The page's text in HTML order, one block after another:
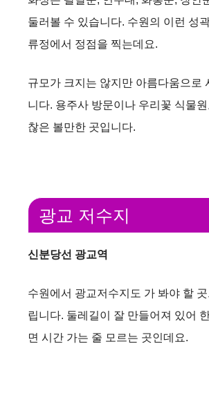
둘러볼 수 있습니다. 수원의 이런 성
류정에서 정점을 찍는데요.
규모가 크지는 않지만 아름다움으로
니다. 용주사 방문이나 우리꽃 식물
찮은 볼만한 곳입니다.
광교 저수지
신분당선 광교역
수원에서 광교저수지도 가 봐야 할
립니다. 둘레길이 잘 만들어져 있어
면 시간 가는 줄 모르는 곳인데요.